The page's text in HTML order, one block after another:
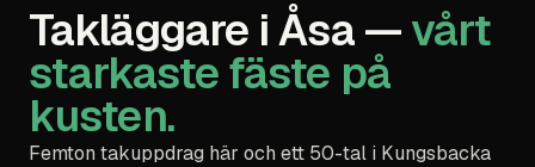
Takläggare i Åsa —vårt
starkaste fäste på
kusten.
Femton takuppdrag här och ett 50-tal i Kungsbacka